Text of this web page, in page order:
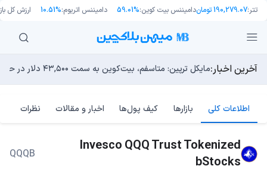
تتر:190,279.07 تومان دامیننس بیت کوین:59.01% دامیننس اتریوم:10.51% ارزش کل
آخرین اخبار:مایکل ترپین: متاسفم، بیت‌کوین به سمت ۴۳,۵۰۰ دلار در حال سقوط است
توسعه‌دهندگان بیت‌کوین ۸۵ باگ بحرانی را در یک وضعیت «فوق‌العاده بد» شناسایی کردند
اوج‌گیری طلا با تقاضای چین؛ چرا قیمت بیت کوین در ۶۴ هزار دلار درجا می‌زند؟
بدترین نمودار برای گاوهای بیت کوین؛ آیا دوران رالی‌های
انتقال ۶۶ میلیون دلاری بیت کوین توسط مایکرواستراتژی؛ آیا فشار فروش جدیدی در راه است؟
اطلاعات کلی بازارها کیف پول‌ها اخبار و مقالات نظرات
Invesco QQQ Trust Tokenized
bStocks
QQQB